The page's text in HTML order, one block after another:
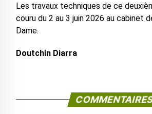
Les travaux techniques de ce
couru du 2 au 3 juin 2026 au cabinet
Dame.
Doutchin Diarra